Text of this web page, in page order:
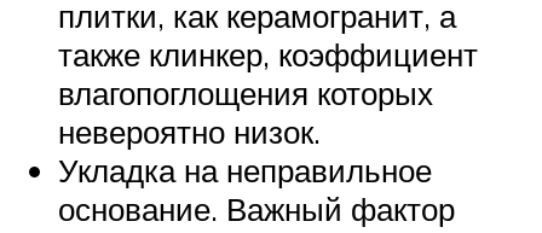
плитки, как керамогранит, а
также клинкер, коэффициент
влагопоглощения которых
невероятно низок.
Укладка на неправильное
основание. Важный фактор